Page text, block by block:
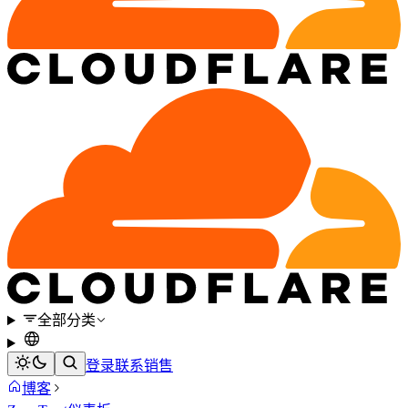
全部分类
登录联系销售
博客